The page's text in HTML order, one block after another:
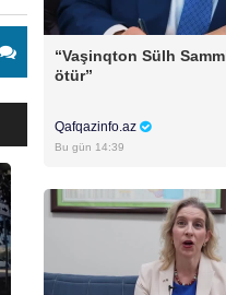
“Vaşinqton Sülh
ötür”
Qafqazinfo.az
Bu gün 14:39